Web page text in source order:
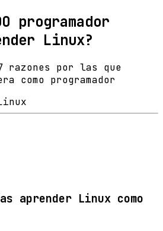
programador
Linux?
razones por las que
como programador
aprender Linux como